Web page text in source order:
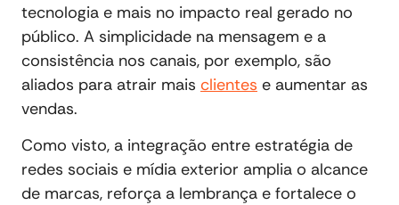
tecnologia e mais no impacto real gerado no
público. A simplicidade na mensagem e a
consistência nos canais, por exemplo, são
aliados para atrair mais clientes e aumentar as
vendas.
Como visto, a integração entre estratégia de
redes sociais e mídia exterior amplia o alcance
de marcas, reforça a lembrança e fortalece o